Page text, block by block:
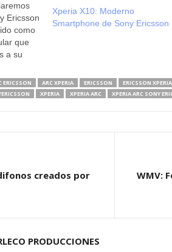
Ericsson
como
que
a su
Para
Xperia X10: Moderno
Smartphone de Sony Ericsson
ERICSSON ARC XPERIA ERICSSON ERICSSON XPERIA
XPERIA XPERIA ARC XPERIA ARC SONY
creados por
WMV:
PRODUCCIONES